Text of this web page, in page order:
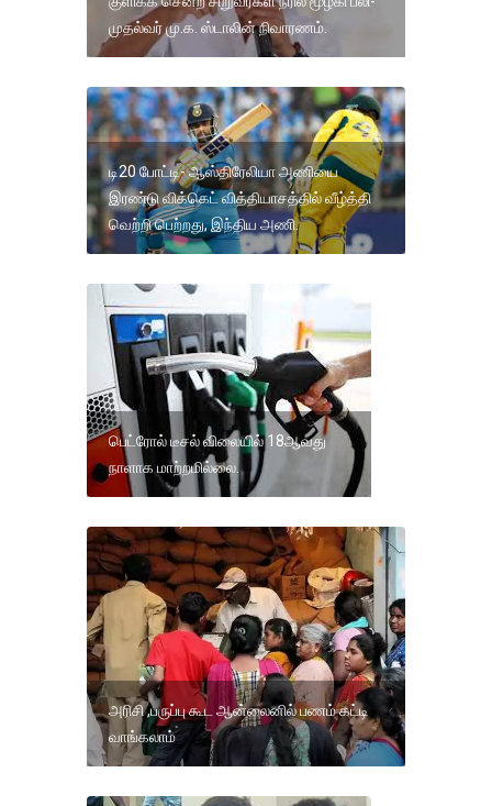
முதல்வர் மு.க. ஸ்டாலின் நிவாரணம்.
டி20 போட்டி- ஆஸ்திரேலியா அணியை
இரண்டு விக்கெட் வித்தியாசத்தில் வீழ்த்தி
வெற்றி பெற்றது, இந்திய அணி.
பெட்ரோல் டீசல் விலையில் 18ஆவது
நாளாக மாற்றமில்லை.
அரிசி ,பருப்பு கூட ஆன்லைனில் பணம் கட்டி
வாங்கலாம்